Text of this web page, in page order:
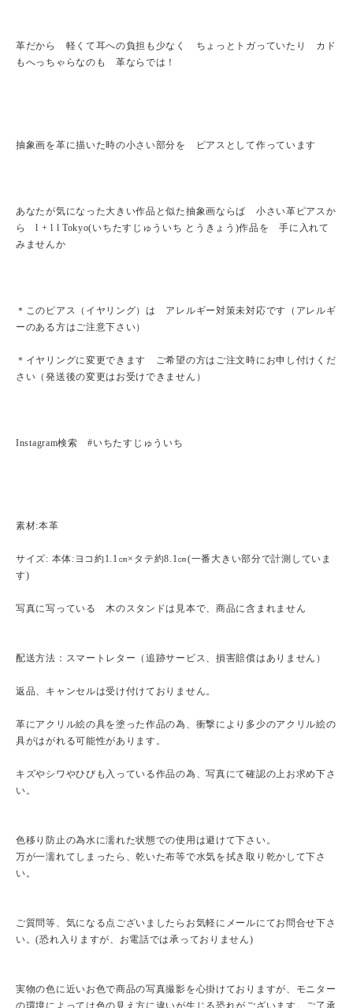
革だから 軽くて耳への負担も少なく ちょっとトガっていたり カド
もへっちゃらなのも 革ならでは！
抽象画を革に描いた時の小さい部分を ピアスとして作っています
あなたが気になった大きい作品と似た抽象画ならば 小さい革ピアスか
ら l + l l Tokyo(いちたすじゅういち とうきょう)作品を 手に入れて
みませんか
＊このピアス（イヤリング）は アレルギー対策未対応です（アレルギ
ーのある方はご注意下さい）
＊イヤリングに変更できます ご希望の方はご注文時にお申し付けくだ
さい（発送後の変更はお受けできません）
Instagram検索 #いちたすじゅういち
素材:本革
サイズ: 本体:ヨコ約1.1㎝×タテ約8.1㎝(一番大きい部分で計測していま
す)
写真に写っている 木のスタンドは見本で、商品に含まれません
配送方法：スマートレター（追跡サービス、損害賠償はありません）
返品、キャンセルは受け付けておりません。
革にアクリル絵の具を塗った作品の為、衝撃により多少のアクリル絵の
具がはがれる可能性があります。
キズやシワやひびも入っている作品の為、写真にて確認の上お求め下さ
い。
色移り防止の為水に濡れた状態での使用は避けて下さい。
万が一濡れてしまったら、乾いた布等で水気を拭き取り乾かして下さ
い。
ご質問等、気になる点ございましたらお気軽にメールにてお問合せ下さ
い。(恐れ入りますが、お電話では承っておりません)
実物の色に近いお色で商品の写真撮影を心掛けておりますが、モニター
の環境によっては色の見え方に違いが生じる恐れがございます。ご了承